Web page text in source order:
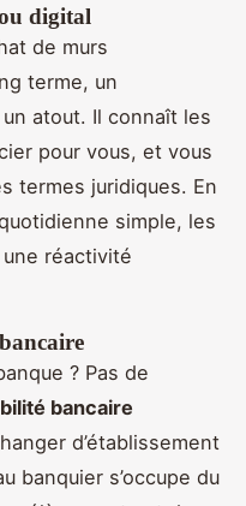
digital
de murs
terme, un
atout. Il connaît les
pour vous, et vous
termes juridiques. En
simple, les
réactivité
? Pas de
bancaire
d’établissement
banquier s’occupe du